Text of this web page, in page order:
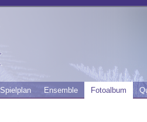
Spielplan Ensemble Fotoalbum